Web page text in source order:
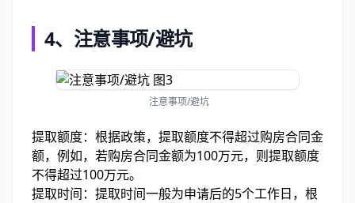
4、 注意事项/避坑
注意事项/避坑
提取额度：根据政策，提取额度不得超过购房合同金
额，例如，若购房合同金额为100万元，则提取额度
不得超过100万元。
提取时间：提取时间一般为申请后的5个工作日，根